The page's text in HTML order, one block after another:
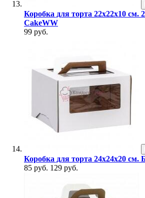
Коробка для торта 22х22х10 см.
CakeWW
99 руб.
Коробка для торта 24х24х20 см.
85 руб. 129 руб.